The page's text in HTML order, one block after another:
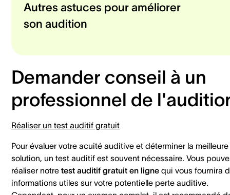
Autres astuces pour améliorer
son audition
Demander conseil à un
professionnel de
Réaliser un test auditif gratuit
Pour évaluer votre acuité auditive et déterminer la meilleure
solution, un test auditif est souvent nécessaire. Vous
réaliser notre test auditif gratuit en ligne qui vous fournira
informations utiles sur votre potentielle perte auditive.